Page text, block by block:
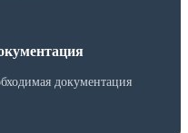
документация